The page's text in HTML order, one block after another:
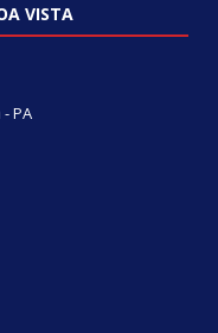
VISTA
PA